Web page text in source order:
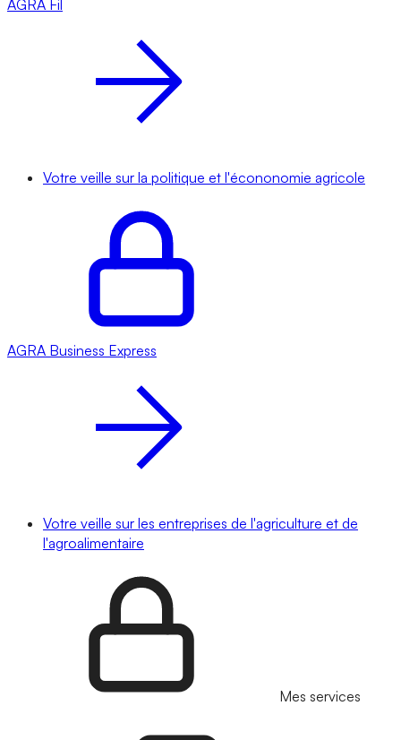
AGRA Fil
Votre veille sur la politique et l'écononomie agricole
AGRA Business Express
Votre veille sur les entreprises de l'agriculture et de
l'agroalimentaire
Mes services